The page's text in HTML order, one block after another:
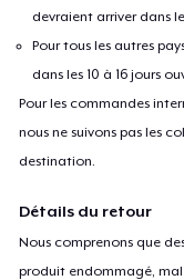
devraient arriver dans
Pour tous les autres
dans les 10 à 16 jours
Pour les commandes
nous ne suivons pas les
destination.
Détails du retour
Nous comprenons que
produit endommagé,